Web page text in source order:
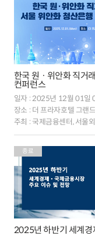
한국 원ㆍ위안화 직거
컨퍼런스
일자 :2025년 12월 01일
장소 : 더 프라자호텔 그랜
주최 :국제금융센터, 서울
종료
2025년 하반기 세계